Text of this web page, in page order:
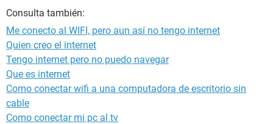
Consulta también:
Me conecto al WIFI, pero aun así no tengo internet
Quien creo el internet
Tengo internet pero no puedo navegar
Que es internet
Como conectar wifi a una computadora de escritorio sin
cable
Como conectar mi pc al tv